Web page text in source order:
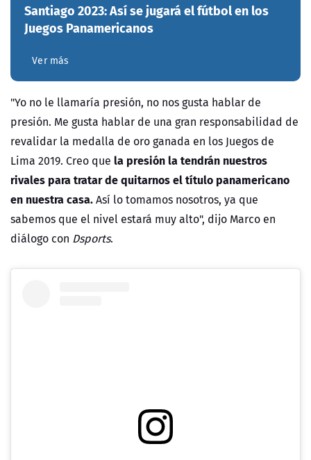
Santiago 2023: Así se jugará el fútbol en los
Juegos Panamericanos
Ver más
"Yo no le llamaría presión, no nos gusta hablar de
presión. Me gusta hablar de una gran responsabilidad de
revalidar la medalla de oro ganada en los Juegos de
Lima 2019. Creo que la presión la tendrán nuestros
rivales para tratar de quitarnos el título panamericano
en nuestra casa.Así lo tomamos nosotros, ya que
sabemos que el nivel estará muy alto", dijo Marco en
diálogo con Dsports.